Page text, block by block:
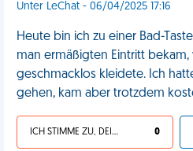
Unter LeChat - 06/04/2025 17:16
Heute bin ich zu einer Bad-
man ermäßigten Eintritt
geschmacklos kleidete. Ich
gehen, kam aber trotzdem
ICH STIMME ZU, DEIN LEBEN IST SCHEISSE 0